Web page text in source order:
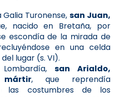
Galia Turonense,san Juan,
nacido en Bretaña, por
escondía de la mirada de
en una celda
lugar (s. VI).
san Arialdo,
, que reprendía
las costumbres de los